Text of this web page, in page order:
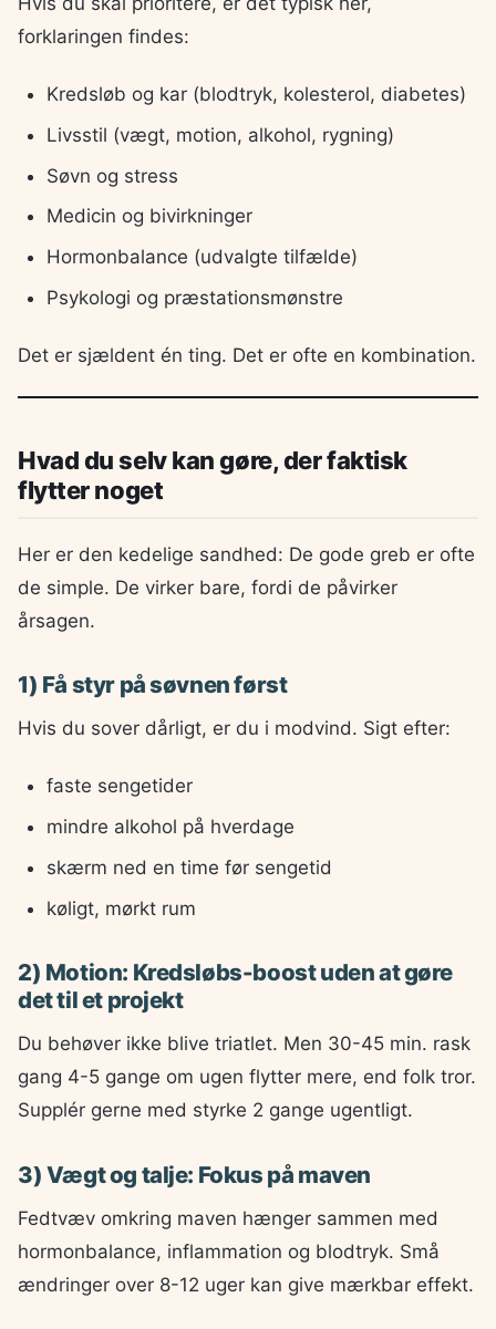
forklaringen findes:
Kredsløb og kar (blodtryk, kolesterol, diabetes)
Livsstil (vægt, motion, alkohol, rygning)
Søvn og stress
Medicin og bivirkninger
Hormonbalance (udvalgte tilfælde)
Psykologi og præstationsmønstre
Det er sjældent én ting. Det er ofte en kombination.
Hvad du selv kan gøre, der faktisk
flytter noget
Her er den kedelige sandhed: De gode greb er ofte
de simple. De virker bare, fordi de påvirker
årsagen.
1) Få styr på søvnen først
Hvis du sover dårligt, er du i modvind. Sigt efter:
faste sengetider
mindre alkohol på hverdage
skærm ned en time før sengetid
køligt, mørkt rum
2) Motion: Kredsløbs-boost uden at gøre
det til et projekt
Du behøver ikke blive triatlet. Men 30-45 min. rask
gang 4-5 gange om ugen flytter mere, end folk tror.
Supplér gerne med styrke 2 gange ugentligt.
3) Vægt og talje: Fokus på maven
Fedtvæv omkring maven hænger sammen med
hormonbalance, inflammation og blodtryk. Små
ændringer over 8-12 uger kan give mærkbar effekt.